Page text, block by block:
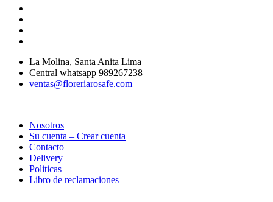
La Molina, Santa Anita Lima
Central whatsapp 989267238
ventas@floreriarosafe.com
Nosotros
Su cuenta – Crear cuenta
Contacto
Delivery
Politicas
Libro de reclamaciones